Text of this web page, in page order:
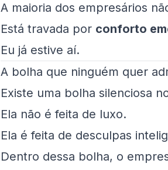
A maioria dos empresários
Está travada por conforto
Eu já estive aí.
A bolha que ninguém quer
Existe uma bolha silenciosa
Ela não é feita de luxo.
Ela é feita de desculpas
Dentro dessa bolha, o